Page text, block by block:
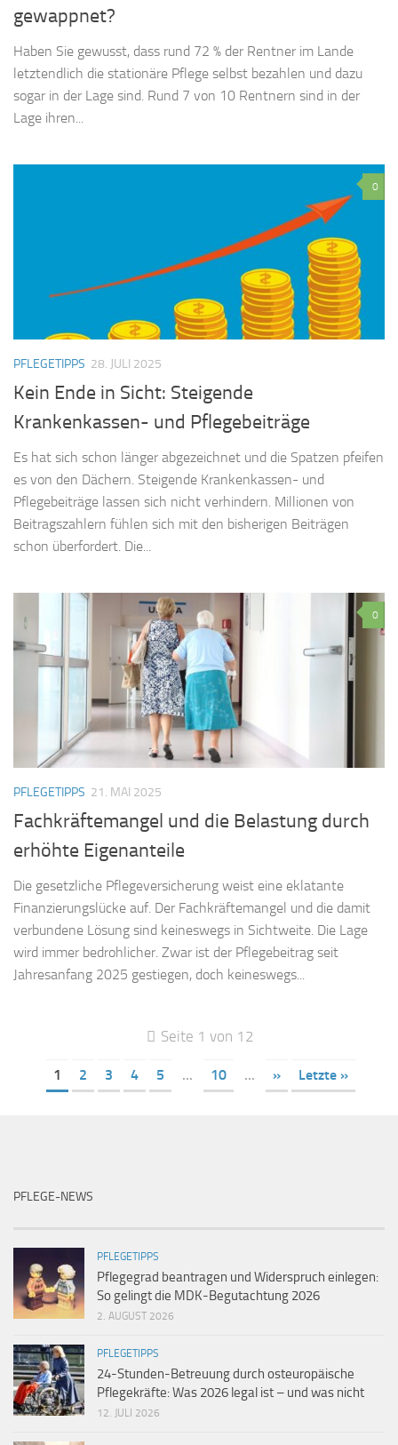
gewappnet?
Haben Sie gewusst, dass rund 72 % der Rentner im Lande
letztendlich die stationäre Pflege selbst bezahlen und dazu
sogar in der Lage sind. Rund 7 von 10 Rentnern sind in der
Lage ihren...
0
PFLEGETIPPS 28. JULI 2025
Kein Ende in Sicht: Steigende
Krankenkassen- und Pflegebeiträge
Es hat sich schon länger abgezeichnet und die Spatzen pfeifen
es von den Dächern. Steigende Krankenkassen- und
Pflegebeiträge lassen sich nicht verhindern. Millionen von
Beitragszahlern fühlen sich mit den bisherigen Beiträgen
schon überfordert. Die...
0
PFLEGETIPPS 21. MAI 2025
Fachkräftemangel und die Belastung durch
erhöhte Eigenanteile
Die gesetzliche Pflegeversicherung weist eine eklatante
Finanzierungslücke auf. Der Fachkräftemangel und die damit
verbundene Lösung sind keineswegs in Sichtweite. Die Lage
wird immer bedrohlicher. Zwar ist der Pflegebeitrag seit
Jahresanfang 2025 gestiegen, doch keineswegs...
Seite 1 von 12
1 2 3 4 5 ... 10 ... » Letzte »
PFLEGE-NEWS
PFLEGETIPPS
Pflegegrad beantragen und Widerspruch einlegen:
So gelingt die MDK-Begutachtung 2026
2. AUGUST 2026
PFLEGETIPPS
24-Stunden-Betreuung durch osteuropäische
Pflegekräfte: Was 2026 legal ist – und was nicht
12. JULI 2026